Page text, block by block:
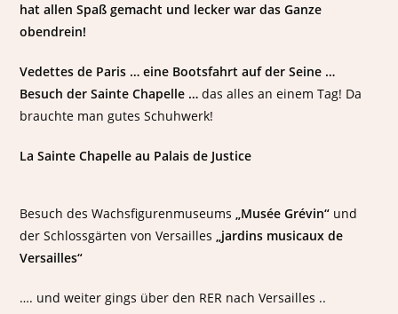
hat allen Spaß gemacht und lecker war das Ganze
obendrein!
Vedettes de Paris … eine Bootsfahrt auf der Seine …
Besuch der Sainte Chapelle …das alles an einem Tag! Da
brauchte man gutes Schuhwerk!
La Sainte Chapelle au Palais de Justice
Besuch des Wachsfigurenmuseums„Musée Grévin“ und
der Schlossgärten von Versailles„jardins musicaux de
Versailles“
…. und weiter gings über den RER nach Versailles ..